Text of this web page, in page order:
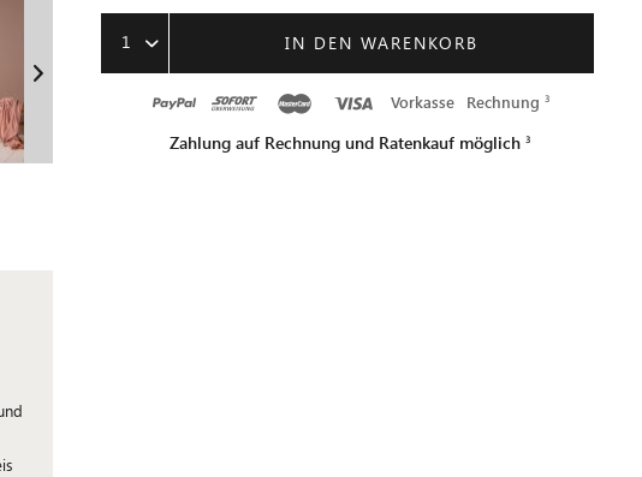
1 IN DEN WARENKORB
Vorkasse Rechnung
Zahlung auf Rechnung und Ratenkauf möglich